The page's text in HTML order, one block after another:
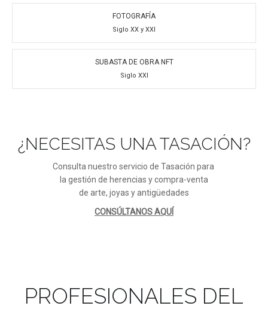
FOTOGRAFÍA
Siglo XX y XXI
SUBASTA DE OBRA NFT
Siglo XXI
¿NECESITAS UNA TASACIÓN?
Consulta nuestro servicio de Tasación para
la gestión de herencias y compra-venta
de arte, joyas y antigüedades
CONSÚLTANOS AQUÍ
PROFESIONALES DEL